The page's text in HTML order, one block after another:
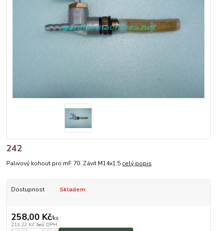
242
Palivový kohout pro mF 70. Závit M14x1,5 celý popis
Dostupnost Skladem
258,00 Kč/ks
213,22 Kč bez DPH